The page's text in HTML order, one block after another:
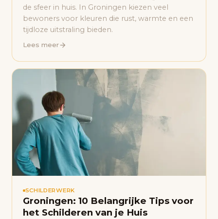
de sfeer in huis. In Groningen kiezen veel
bewoners voor kleuren die rust, warmte en een
tijdloze uitstraling bieden.
Lees meer
SCHILDERWERK
Groningen: 10 Belangrijke Tips voor
het Schilderen van je Huis